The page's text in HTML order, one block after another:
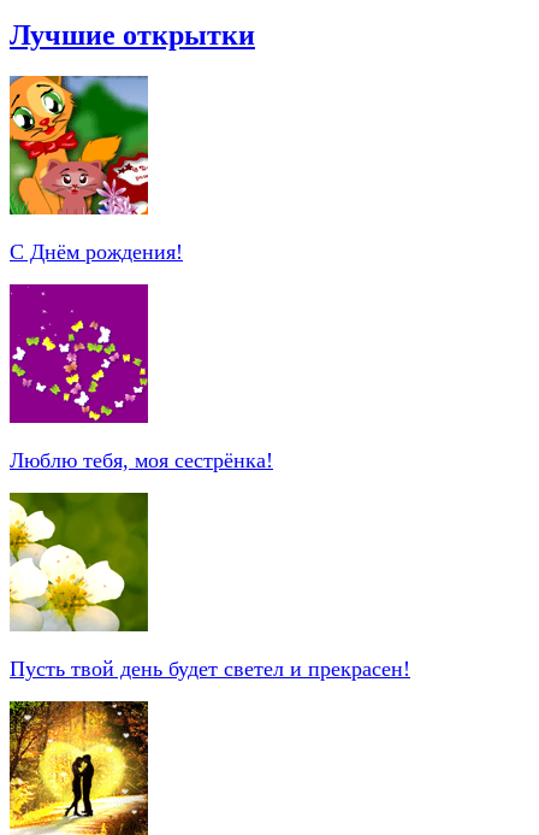
Лучшие открытки
С Днём рождения!
Люблю тебя, моя сестрёнка!
Пусть твой день будет светел и прекрасен!